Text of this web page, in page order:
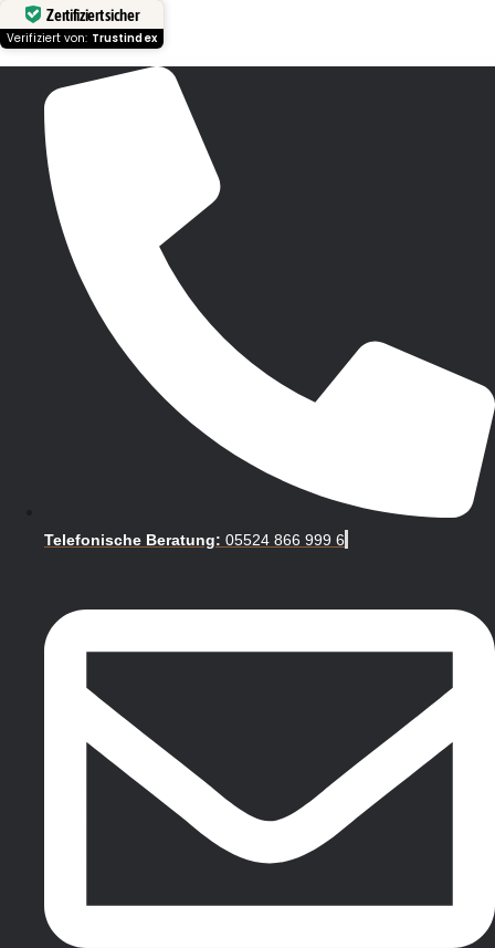
Zertifiziert sicher
Verifiziert von: Trustindex
Telefonische Beratung: 05524 866 999 6